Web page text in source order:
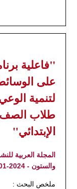
"فاعلية
على
لتنمية
طلاب الصف
الإبتدائي"
المجلة العربية
والستون - 2024-01-02
ملخص البحث :